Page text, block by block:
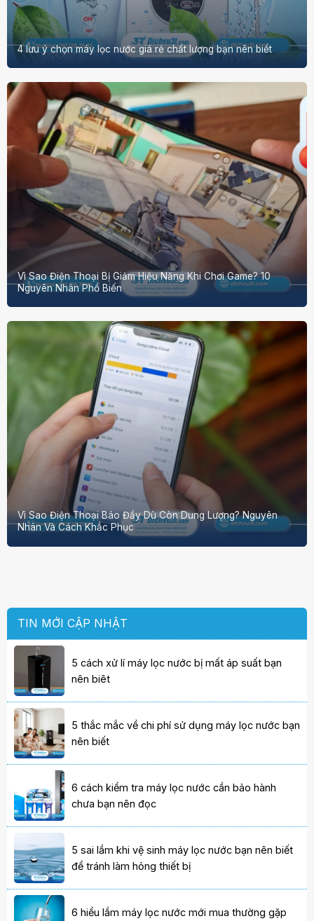
4 lưu ý chọn máy lọc nước giá rẻ chất lượng bạn nên biết
Vì Sao Điện Thoại Bị Giảm Hiệu Năng Khi Chơi Game? 10
Nguyên Nhân Phổ Biến
Vì Sao Điện Thoại Báo Đầy Dù Còn Dung Lượng? Nguyên
Nhân Và Cách Khắc Phục
TIN MỚI CẬP NHẬT
5 cách xử lí máy lọc nước bị mất áp suất bạn
nên biêt
5 thắc mắc về chi phí sử dụng máy lọc nước bạn
nên biết
6 cách kiểm tra máy lọc nước cần bảo hành
chưa bạn nên đọc
5 sai lầm khi vệ sinh máy lọc nước bạn nên biết
để tránh làm hỏng thiết bị
6 hiểu lầm máy lọc nước mới mua thường gặp